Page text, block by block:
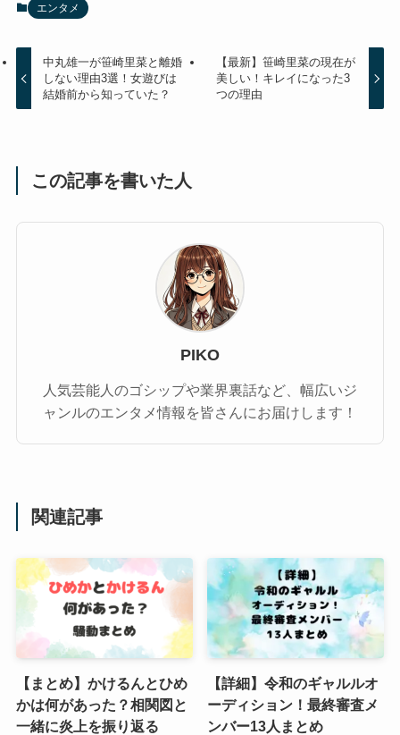
エンタメ
中丸雄一が笹崎里菜と離婚
しない理由3選！女遊びは
結婚前から知っていた？
【最新】笹崎里菜の現在が
美しい！キレイになった3
つの理由
この記事を書いた人
PIKO
人気芸能人のゴシップや業界裏話など、幅広いジ
ャンルのエンタメ情報を皆さんにお届けします！
関連記事
【まとめ】かけるんとひめ
かは何があった？相関図と
一緒に炎上を振り返る
【詳細】令和のギャルルオ
ーディション！最終審査メ
ンバー13人まとめ